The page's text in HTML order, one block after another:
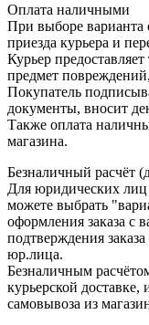
Оплата наличными
При выборе
приезда курьера и
Курьер
предмет
Покупатель
документы, вносит
Также оплата
магазина.
Безналичный расчёт
Для юридических лиц
можете выбрать
оформления заказа с
подтверждения
юр.лица.
Безналичным
курьерской доставке,
самовывоза из